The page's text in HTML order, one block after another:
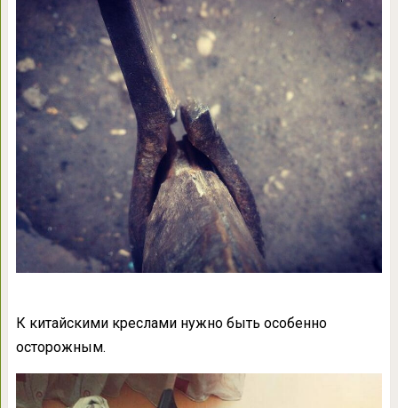
К китайскими креслами нужно быть особенно
осторожным.